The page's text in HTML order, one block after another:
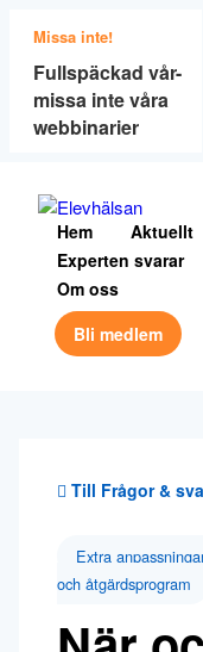
Missa inte!
Fullspäckad vår-
missa inte våra
webbinarier
Hem Aktuellt
Experten svarar
Om oss
Bli medlem
Till Frågor &
Extra
och åtgärdsprogram